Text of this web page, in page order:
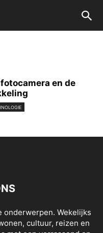
en de
onderwerpen. Wekelijks
cultuur, reizen en